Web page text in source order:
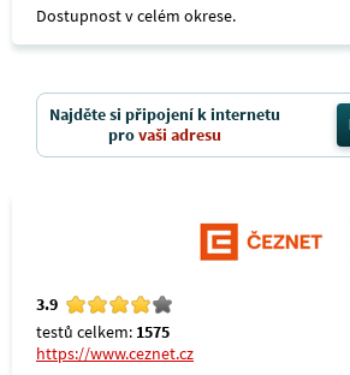
Dostupnost v celém okrese.
Najděte si připojení k internetu
provaši adresu
3.9
testů celkem: 1575
https://www.ceznet.cz